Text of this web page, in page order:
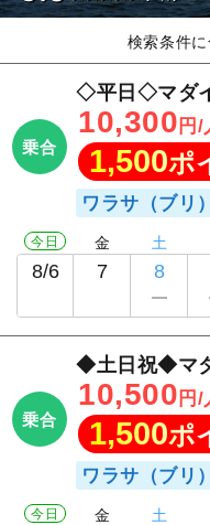
検索条件に
乗合
◇平日◇マダ
10,300 円/
1,500ポ
ワラサ（ブリ）
今日
8/6
金
7
土
8
乗合
◆土日祝◆マ
10,500 円/
1,500ポ
ワラサ（ブリ）
今日 金 土